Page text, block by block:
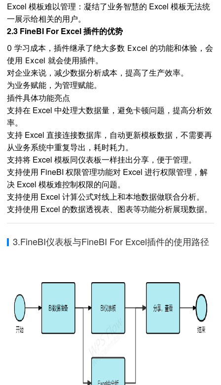
Excel 模板难以管理：凝结了业务智慧的 Excel 模板无法统
一展示给相关的用户。
2.3 FineBI For Excel 插件的优势
0 学习成本，插件继承了绝大多数 Excel 的功能和体验，会
使用 Excel 就会使用插件。
对企业来说，减少数据分析成本，提高了生产效率。
为业务赋能，为管理赋能。
插件具体功能亮点
支持在 Excel 中处理大数据量，避免卡顿问题，提高分析效
率。
支持 Excel 直接连接数据库，自动更新模板数据，不需要再
从业务系统中重复导出，耗时耗力。
支持将 Excel 模板同仪表板一样挂出分享，便于管理。
支持使用 FineBI 权限管理功能对 Excel 进行权限管理，解
决 Excel 模板难控制权限的问题。
支持使用 Excel 计算公式对线上和本地数据做联合分析。
支持使用 Excel 的数据透视表、图表等功能分析展现数据。
3.FineBI仪表板与FineBI For Excel插件的使用路径